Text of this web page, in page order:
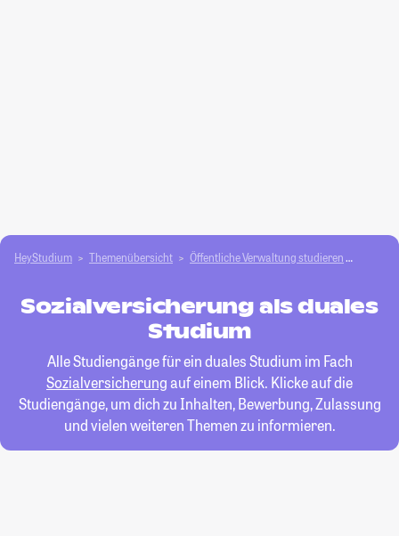
HeyStudium Themenübersicht Öffentliche Verwaltung studieren
Sozialversicherung als duales
Studium
Alle Studiengänge für ein duales Studium im Fach
Sozialversicherungauf einem Blick. Klicke auf die
Studiengänge, um dich zu Inhalten, Bewerbung, Zulassung
und vielen weiteren Themen zu informieren.